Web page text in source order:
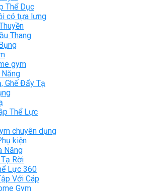
Thể Dục
có tựa lưng
Thang
gym
Ghế Đẩy Tạ
Thể Lực
chuyên dụng
kiện
Năng
Rời
Lực 360
Với Cáp
Gym